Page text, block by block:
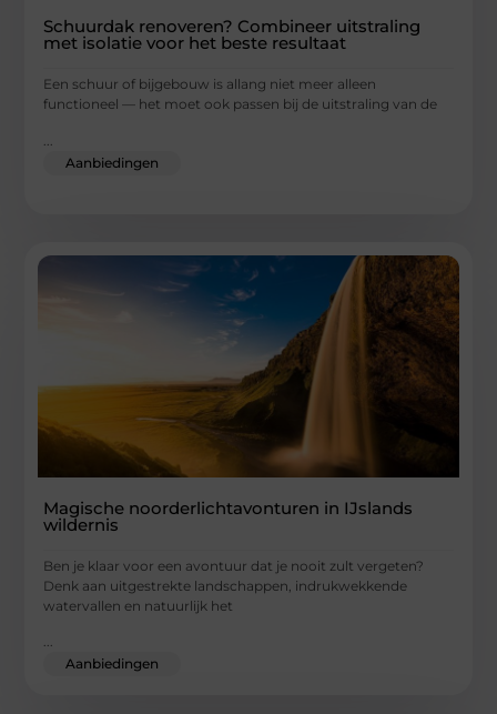
Schuurdak renoveren? Combineer uitstraling
met isolatie voor het beste resultaat
Een schuur of bijgebouw is allang niet meer alleen
functioneel — het moet ook passen bij de uitstraling van de
Aanbiedingen
Magische noorderlichtavonturen in IJslands
wildernis
Ben je klaar voor een avontuur dat je nooit zult vergeten?
Denk aan uitgestrekte landschappen, indrukwekkende
watervallen en natuurlijk het
...
Aanbiedingen